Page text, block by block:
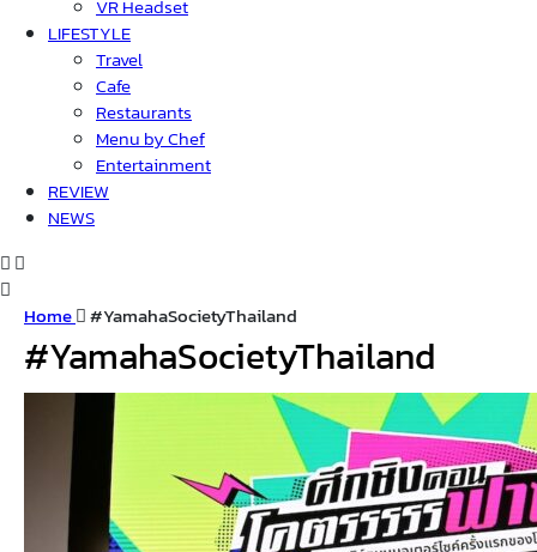
VR Headset
LIFESTYLE
Travel
Cafe
Restaurants
Menu by Chef
Entertainment
REVIEW
NEWS
Home #YamahaSocietyThailand
#YamahaSocietyThailand